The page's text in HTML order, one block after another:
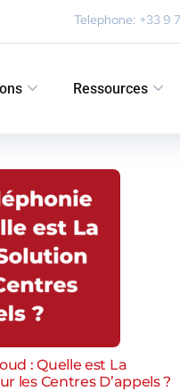
Telephone: +33 9
Ressources
: Quelle est La
les Centres D’appels ?